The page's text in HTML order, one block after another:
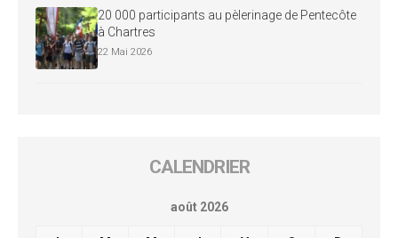
20 000 participants au pèlerinage de Pentecôte
à Chartres
22 Mai 2026
CALENDRIER
août 2026